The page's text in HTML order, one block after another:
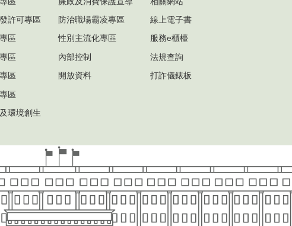
許可專區
區
區
區
區
環境創生
防治職場霸凌專區
性別主流化專區
內部控制
開放資料
線上電子書
服務e櫃檯
法規查詢
打詐儀錶板